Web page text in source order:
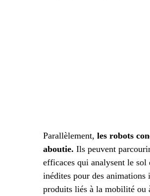
Parallèlement, les robots
aboutie. Ils peuvent
efficaces qui analysent le sol
inédites pour des animations
produits liés à la mobilité ou